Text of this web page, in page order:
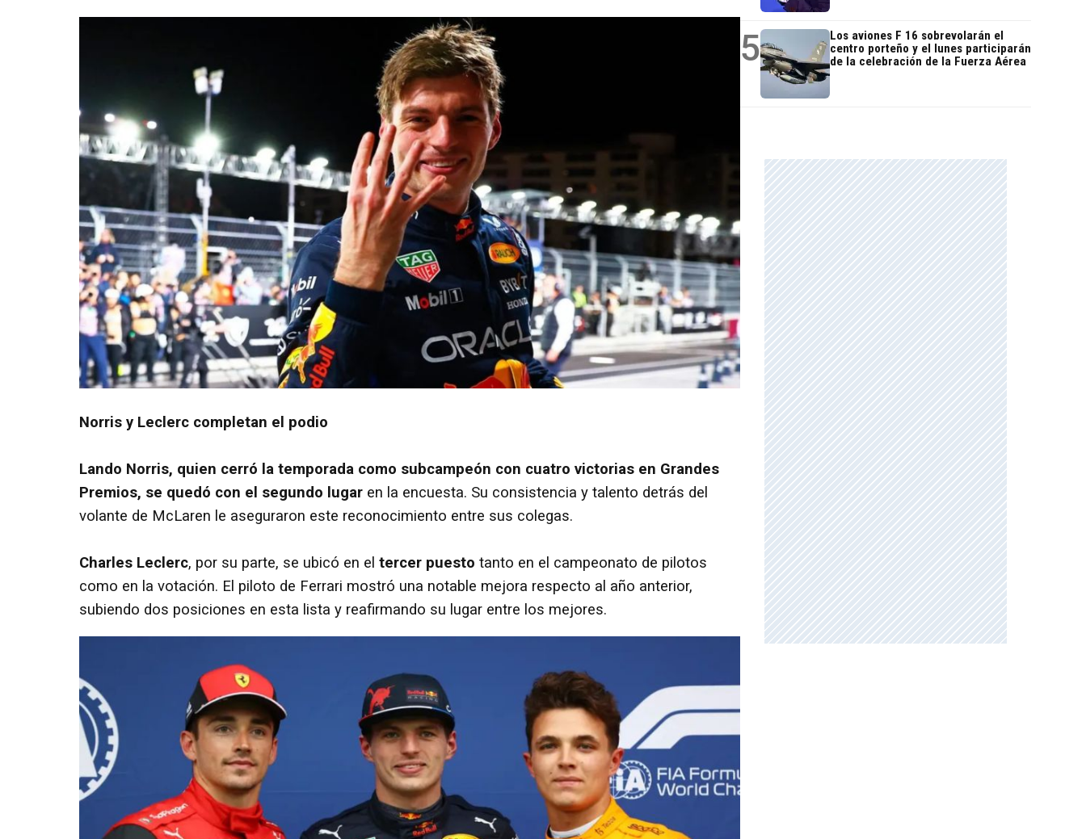
Norris y Leclerc completan el podio
Lando Norris, quien cerró la temporada como subcampeón con cuatro victorias en Grandes
Premios, se quedó con el segundo lugar en la encuesta. Su consistencia y talento detrás del
volante de McLaren le aseguraron este reconocimiento entre sus colegas.
Charles Leclerc, por su parte, se ubicó en el tercer puesto tanto en el campeonato de pilotos
como en la votación. El piloto de Ferrari mostró una notable mejora respecto al año anterior,
subiendo dos posiciones en esta lista y reafirmando su lugar entre los mejores.
5
Los aviones F 16 sobrevolarán el
centro porteño y el lunes participarán
de la celebración de la Fuerza Aérea